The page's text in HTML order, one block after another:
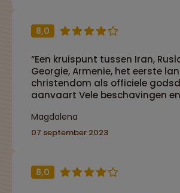
Maar zowel in Armenië als in
de mensen vriendelijk en zowel
zat voldoende afwisseling. De
waren niet te lang, er was
voor de culturele excursies en
fysieke onderdelen zoals
eigen invulling en vrije tijd.”
8,0
“Een kruispunt tussen Iran,
Georgie, Armenie, het eerste
christendom als officiele
aanvaart Vele beschavingen
Magdalena
07 september 2023
8,0